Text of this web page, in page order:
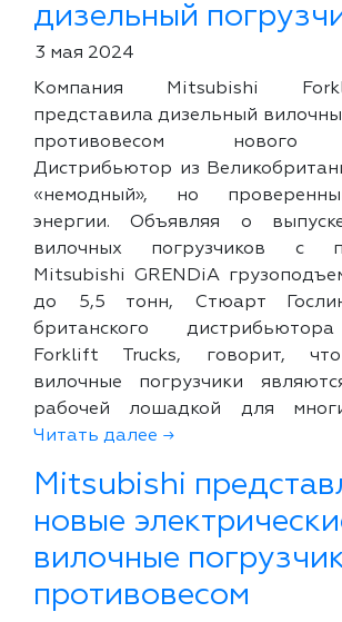
дизельный
3 мая 2024
Компания Mitsubishi
представила дизельный
противовесом нового
Дистрибьютор из
«немодный», но
энергии. Объявляя о
вилочных погрузчиков с
Mitsubishi GRENDiA
до 5,5 тонн, Стюарт
британского
Forklift Trucks, говорит,
вилочные погрузчики
рабочей лошадкой для
Читать далее →
Mitsubishi
новые
вилочные
противовесом